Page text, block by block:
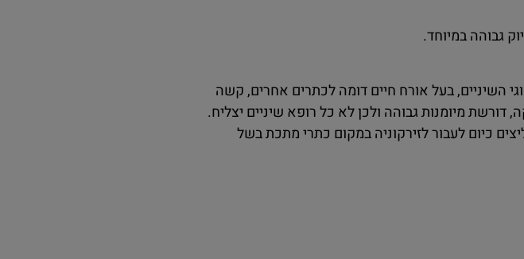
גבוהה במיוחד.
השיניים, בעל אורח חיים דומה לכתרים אחרים, קשה
דורשת מיומנות גבוהה ולכן לא כל רופא שיניים יצליח.
כיום לעבור לזירקוניה במקום כתרי מתכת בשל